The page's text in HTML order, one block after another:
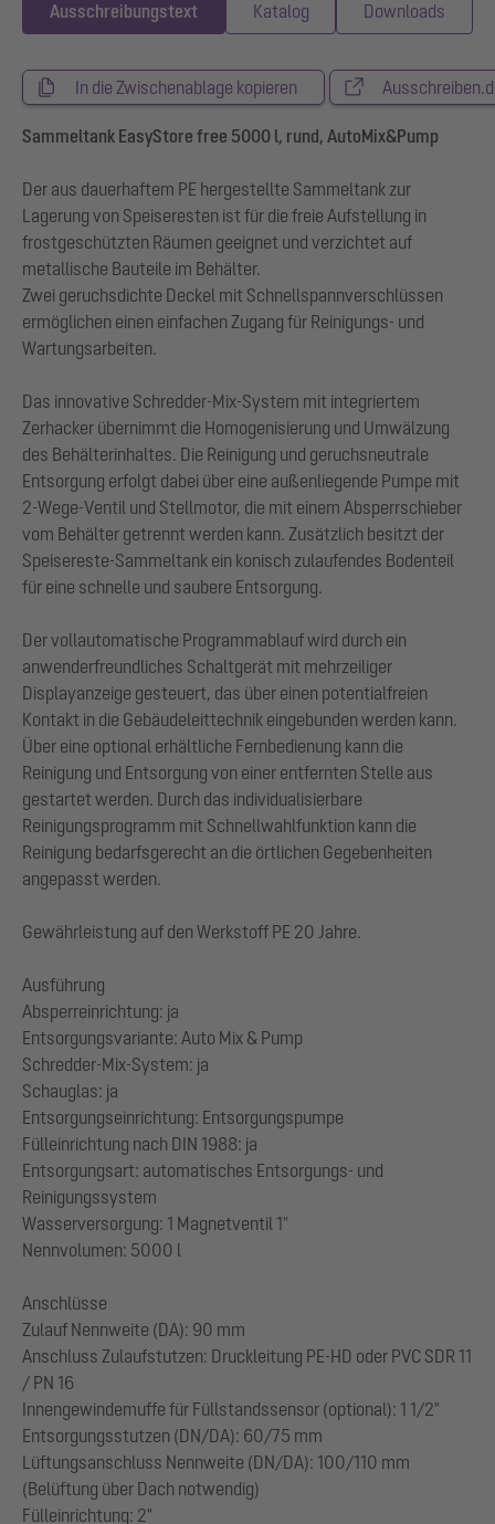
Ausschreibungstext Katalog Downloads
In die Zwischenablage kopieren
Sammeltank EasyStore free 5000 l, rund, AutoMix&Pump
Der aus dauerhaftem PE hergestellte Sammeltank zur
Lagerung von Speiseresten ist für die freie Aufstellung in
frostgeschützten Räumen geeignet und verzichtet auf
metallische Bauteile im Behälter.
Zwei geruchsdichte Deckel mit Schnellspannverschlüssen
ermöglichen einen einfachen Zugang für Reinigungs- und
Wartungsarbeiten.
Das innovative Schredder-Mix-System mit integriertem
Zerhacker übernimmt die Homogenisierung und Umwälzung
des Behälterinhaltes. Die Reinigung und geruchsneutrale
Entsorgung erfolgt dabei über eine außenliegende Pumpe mit
2-Wege-Ventil und Stellmotor, die mit einem Absperrschieber
vom Behälter getrennt werden kann. Zusätzlich besitzt der
Speisereste-Sammeltank ein konisch zulaufendes Bodenteil
für eine schnelle und saubere Entsorgung.
Der vollautomatische Programmablauf wird durch ein
anwenderfreundliches Schaltgerät mit mehrzeiliger
Displayanzeige gesteuert, das über einen potentialfreien
Kontakt in die Gebäudeleittechnik eingebunden werden kann.
Über eine optional erhältliche Fernbedienung kann die
Reinigung und Entsorgung von einer entfernten Stelle aus
gestartet werden. Durch das individualisierbare
Reinigungsprogramm mit Schnellwahlfunktion kann die
Reinigung bedarfsgerecht an die örtlichen Gegebenheiten
angepasst werden.
Gewährleistung auf den Werkstoff PE 20 Jahre.
Ausführung
Absperreinrichtung: ja
Entsorgungsvariante: Auto Mix & Pump
Schredder-Mix-System: ja
Schauglas: ja
Entsorgungseinrichtung: Entsorgungspumpe
Fülleinrichtung nach DIN 1988: ja
Entsorgungsart: automatisches Entsorgungs- und
Reinigungssystem
Wasserversorgung: 1 Magnetventil 1"
Nennvolumen: 5000 l
Anschlüsse
Zulauf Nennweite (DA): 90 mm
Anschluss Zulaufstutzen: Druckleitung PE-HD oder PVC SDR 11
/ PN 16
Innengewindemuffe für Füllstandssensor (optional): 1 1/2"
Entsorgungsstutzen (DN/DA): 60/75 mm
Lüftungsanschluss Nennweite (DN/DA): 100/110 mm
(Belüftung über Dach notwendig)
Fülleinrichtung: 2"